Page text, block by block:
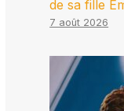
de sa fille
7 août 2026